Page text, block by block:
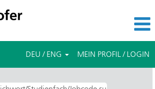
DEU / ENG MEIN PROFIL / LOGIN